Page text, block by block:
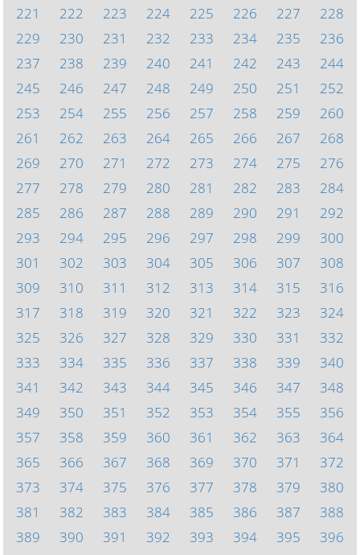
221
222 223 224 225 226 227
228
229
230 231 232 233 234 235
236
237
238 239 240 241 242 243
244
245
246 247 248 249 250 251
252
253
254 255 256 257 258 259
260
261
262 263 264 265 266 267
268
269
270 271 272 273 274 275
276
277
278 279 280 281 282 283
284
285
286 287 288 289 290 291
292
293
294 295 296 297 298 299
300
301
302 303 304 305 306 307
308
309
310 311 312 313 314 315
316
317
318 319 320 321 322 323
324
325
326 327 328 329 330 331
332
333
334 335 336 337 338 339
340
341
342 343 344 345 346 347
348
349
350 351 352 353 354 355
356
357
358 359 360 361 362 363
364
365
366 367 368 369 370 371
372
373
374 375 376 377 378 379
380
381
382 383 384 385 386 387
388
389
390 391 392 393 394 395
396